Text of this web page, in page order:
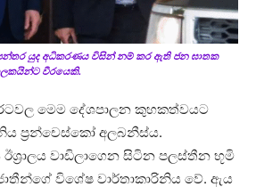
යුද අධිකරණය විසින් නම් කර ඇති ජන ඝාතක
වීරයෙකි.
රටවල මෙම දේශපාලන කුහකත්වයට
ප්‍රන්චෙස්කෝ අලබනීස්ය.
වාඩිලාගෙන සිටින පලස්තීන භූමි
විශේෂ වාර්තාකාරිනිය වේ. ඇය